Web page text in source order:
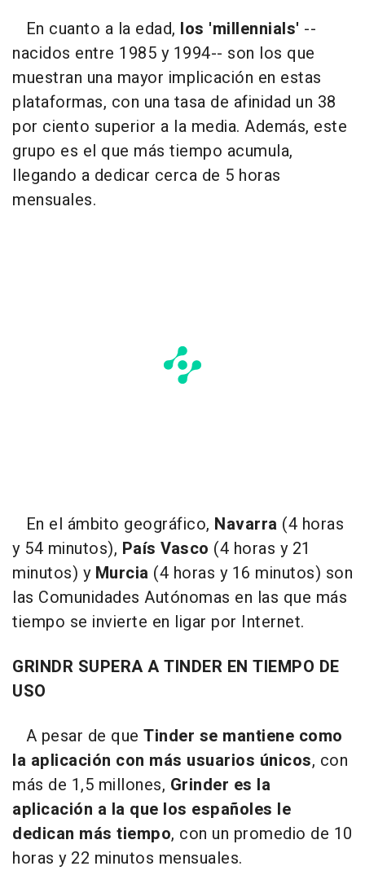
En cuanto a la edad, los 'millennials' --
nacidos entre 1985 y 1994-- son los que
muestran una mayor implicación en estas
plataformas, con una tasa de afinidad un 38
por ciento superior a la media. Además, este
grupo es el que más tiempo acumula,
llegando a dedicar cerca de 5 horas
mensuales.
En el ámbito geográfico, Navarra (4 horas
y 54 minutos), País Vasco (4 horas y 21
minutos) y Murcia (4 horas y 16 minutos) son
las Comunidades Autónomas en las que más
tiempo se invierte en ligar por Internet.
GRINDR SUPERA A TINDER EN TIEMPO DE
USO
A pesar de que Tinder se mantiene como
la aplicación con más usuarios únicos, con
más de 1,5 millones, Grinder es la
aplicación a la que los españoles le
dedican más tiempo, con un promedio de 10
horas y 22 minutos mensuales.